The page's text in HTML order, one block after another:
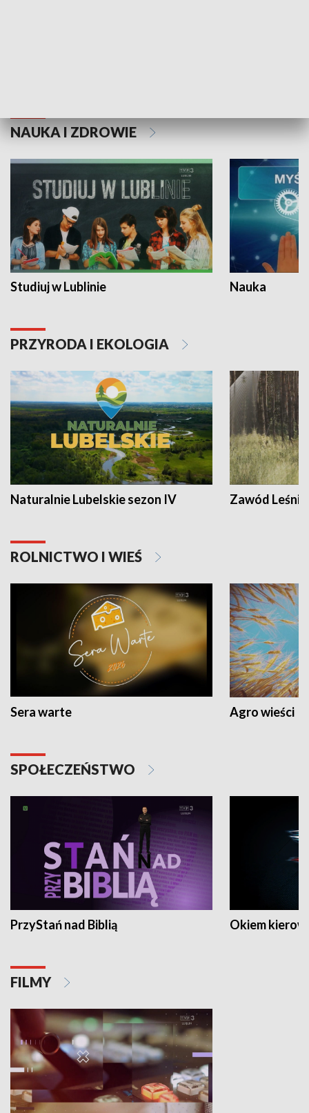
NAUKA I ZDROWIE
Studiuj w Lublinie Nauka
PRZYRODA I EKOLOGIA
Naturalnie Lubelskie sezon IV Zawód Leśnik
ROLNICTWO I WIEŚ
Sera warte Agro wieści
SPOŁECZEŃSTWO
PrzyStań nad Biblią Okiem
FILMY